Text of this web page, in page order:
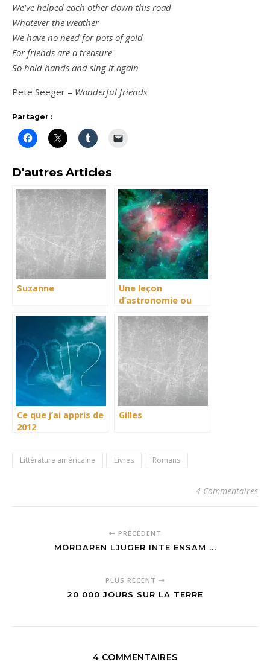
We’ve helped each other down this road
Whatever the weather
We have no need for pots of gold
For friends are a treasure
So hold hands and sing it again
Pete Seeger – Wonderful friends
Partager :
D'autres Articles
Suzanne
Une leçon
d’astronomie ou
Ce que j’ai appris de
2012
Gilles
Littérature américaine Livres Romans
4 Commentaires
PRÉCÉDENT
MÖRDAREN LJUGER INTE ENSAM ...
PLUS RÉCENT
20 000 JOURS SUR LA TERRE
4 COMMENTAIRES